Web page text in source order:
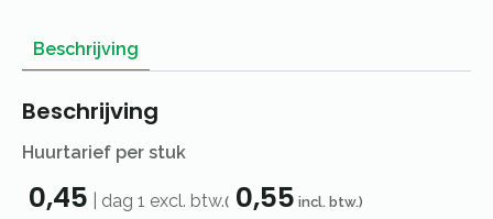
Beschrijving
Beschrijving
Huurtarief per stuk
0,45 dag 1 excl. btw.( 0,55 incl. btw.)